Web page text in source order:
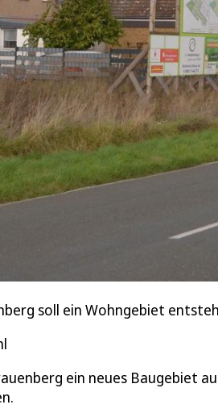
soll ein Wohngebiet
ein neues Baugebiet